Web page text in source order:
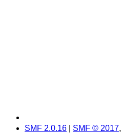
SMF 2.0.16 SMF © 2017,